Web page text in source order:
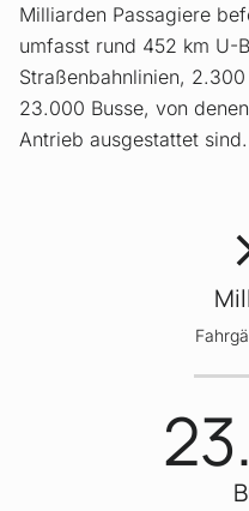
Milliarden Passagiere
umfasst rund 452 km U-
Straßenbahnlinien,
23.000 Busse, von
Antrieb ausgestattet sind.